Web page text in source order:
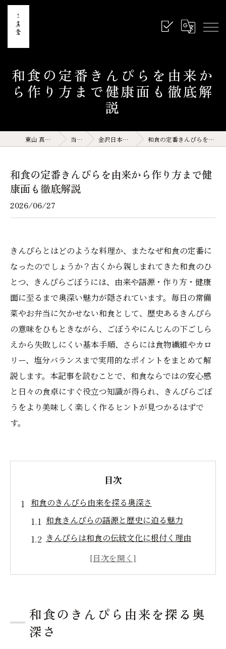
和食の定番きんぴらを由来か
ら作り方まで健康面も徹底解
説
東山 真営 石川県 金沢 和食 当店の特徴 金沢日本料理(サイト運営記事) 和食の定番きんぴらを由来から作り方まで健康面も徹底解説
和食の定番きんぴらを由来から作り方まで健
康面も徹底解説
2026/06/27
きんぴらとはどのような料理か、またなぜ和食の定番に
なったのでしょうか？古くから親しまれてきた和食のひ
とつ、きんぴらごぼうには、由来や語源・作り方・健康
面に至るまで奥深い魅力が隠されています。毎日の常備
菜やお弁当に欠かせない和食として、歴史あるきんぴら
の意味をひもときながら、ごぼうやにんじんの下ごしら
えから失敗しにくい基本手順、さらには食物繊維やカロ
リー、塩分バランスまで実用的なポイントをまとめて解
説します。本記事を読むことで、和食ならではの安心感
と日々の食卓にすぐ役立つ知識が得られ、きんぴらごぼ
うをより美味しく楽しく作るヒントが見つかるはずで
す。
目次
和食のきんぴら由来を探る奥深さ
和食きんぴらの語源と歴史に迫る魅力
きんぴらは和食の伝統文化に根付く理由
坂田金時との関わりから見る和食きんぴら
和食きんぴらの呼び名に込められた意味
きんぴらごぼうが和食で親しまれる理由
和食きんぴらごぼうの人気の秘密を解説
和食のきんぴら由来を探る奥
深さ